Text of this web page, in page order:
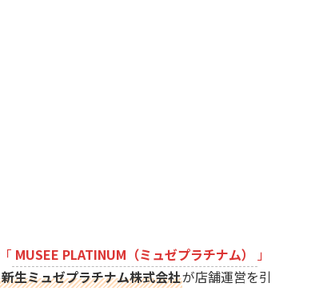
「 MUSEE PLATINUM（ミュゼプラチナム）
」
新生ミュゼプラチナム株式会社が店舗運営を引